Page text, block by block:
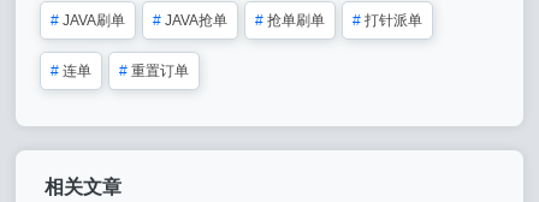
# JAVA刷单 # JAVA抢单 # 抢单刷单 # 打针派单
# 连单 # 重置订单
相关文章